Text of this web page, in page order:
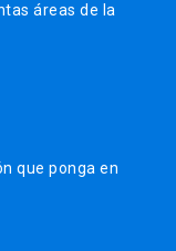
áreas de la
que ponga en